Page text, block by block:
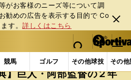
がお客様のニーズ等について調
勧めの広告を表⽰する⽬的で Co
す。詳しくはこちら
閉じ
る
web Sportiva (webスポルティーバ)
検索
マイペ
ー
ジ
メニュ
競馬 ゴルフ その他球技 その
プロ野球 【中畑清×篠塚和典】巨
】巨人・阿部監督の２年